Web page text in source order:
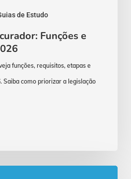
de Estudo
Funções e
funções, requisitos, etapas e
Saiba como priorizar a legislação